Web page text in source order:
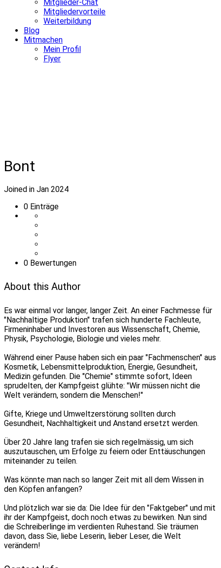
Mitglieder-Chat
Mitgliedervorteile
Weiterbildung
Blog
Mitmachen
Mein Profil
Flyer
Bont
Joined in Jan 2024
0 Einträge
0 Bewertungen
About this Author
Es war einmal vor langer, langer Zeit. An einer Fachmesse für
"Nachhaltige Produktion" trafen sich hunderte Fachleute,
Firmeninhaber und Investoren aus Wissenschaft, Chemie,
Physik, Psychologie, Biologie und vieles mehr.
Während einer Pause haben sich ein paar "Fachmenschen" aus
Kosmetik, Lebensmittelproduktion, Energie, Gesundheit,
Medizin gefunden. Die "Chemie" stimmte sofort, Ideen
sprudelten, der Kampfgeist glühte: "Wir müssen nicht die
Welt verändern, sondern die Menschen!"
Gifte, Kriege und Umweltzerstörung sollten durch
Gesundheit, Nachhaltigkeit und Anstand ersetzt werden.
Über 20 Jahre lang trafen sie sich regelmässig, um sich
auszutauschen, um Erfolge zu feiern oder Enttäuschungen
miteinander zu teilen.
Was könnte man nach so langer Zeit mit all dem Wissen in
den Köpfen anfangen?
Und plötzlich war sie da: Die Idee für den "Faktgeber" und mit
ihr der Kampfgeist, doch noch etwas zu bewirken. Nun sind
die Schreiberlinge im verdienten Ruhestand. Sie träumen
davon, dass Sie, liebe Leserin, lieber Leser, die Welt
verändern!